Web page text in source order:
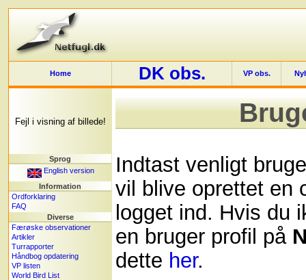
Home DK obs. VP obs.
Fejl i visning af billede!
Sprog
English version
Information
Ordforklaring
FAQ
Diverse
Færøske observationer
Artikler
Turrapporter
Håndbog opdatering
VP listen
World Bird List
Indtast venligt
vil blive oprettet en
logget ind. Hvis du
en bruger profil på
dette her.